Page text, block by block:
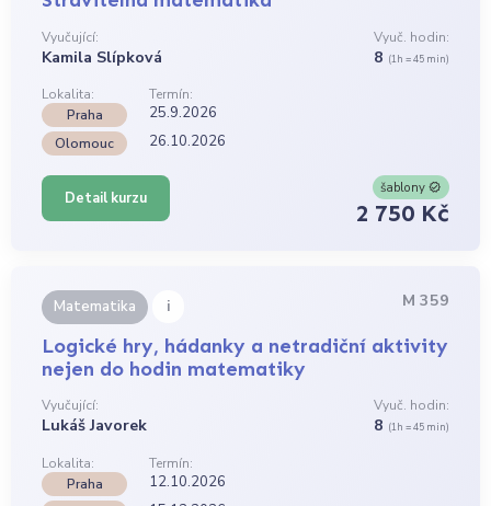
Vyučující:
Kamila Slípková
Vyuč. hodin:
8 (1h = 45 min)
Lokalita:
Termín:
Praha
25.9.2026
Olomouc 26.10.2026
Detail kurzu
šablony
2 750 Kč
Matematika i M 359
Logické hry, hádanky a netradiční aktivity
nejen do hodin matematiky
Vyučující:
Lukáš Javorek
Vyuč. hodin:
8 (1h = 45 min)
Lokalita:
Termín:
Praha
12.10.2026